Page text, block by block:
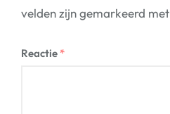
velden zijn gemarkeerd met
Reactie *